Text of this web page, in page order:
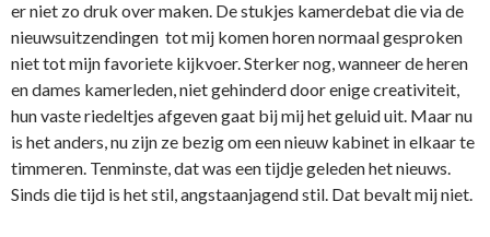
er niet zo druk over maken. De stukjes kamerdebat die via de
nieuwsuitzendingen tot mij komen horen normaal gesproken
niet tot mijn favoriete kijkvoer. Sterker nog, wanneer de heren
en dames kamerleden, niet gehinderd door enige creativiteit,
hun vaste riedeltjes afgeven gaat bij mij het geluid uit. Maar nu
is het anders, nu zijn ze bezig om een nieuw kabinet in elkaar te
timmeren. Tenminste, dat was een tijdje geleden het nieuws.
Sinds die tijd is het stil, angstaanjagend stil. Dat bevalt mij niet.